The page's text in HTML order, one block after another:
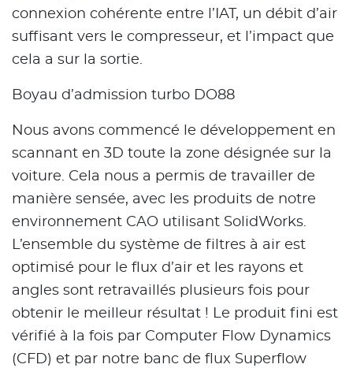
connexion cohérente entre l’IAT, un débit d’air
suffisant vers le compresseur, et l’impact que
cela a sur la sortie.
Boyau d’admission turbo DO88
Nous avons commencé le développement en
scannant en 3D toute la zone désignée sur la
voiture. Cela nous a permis de travailler de
manière sensée, avec les produits de notre
environnement CAO utilisant SolidWorks.
L’ensemble du système de filtres à air est
optimisé pour le flux d’air et les rayons et
angles sont retravaillés plusieurs fois pour
obtenir le meilleur résultat ! Le produit fini est
vérifié à la fois par Computer Flow Dynamics
(CFD) et par notre banc de flux Superflow